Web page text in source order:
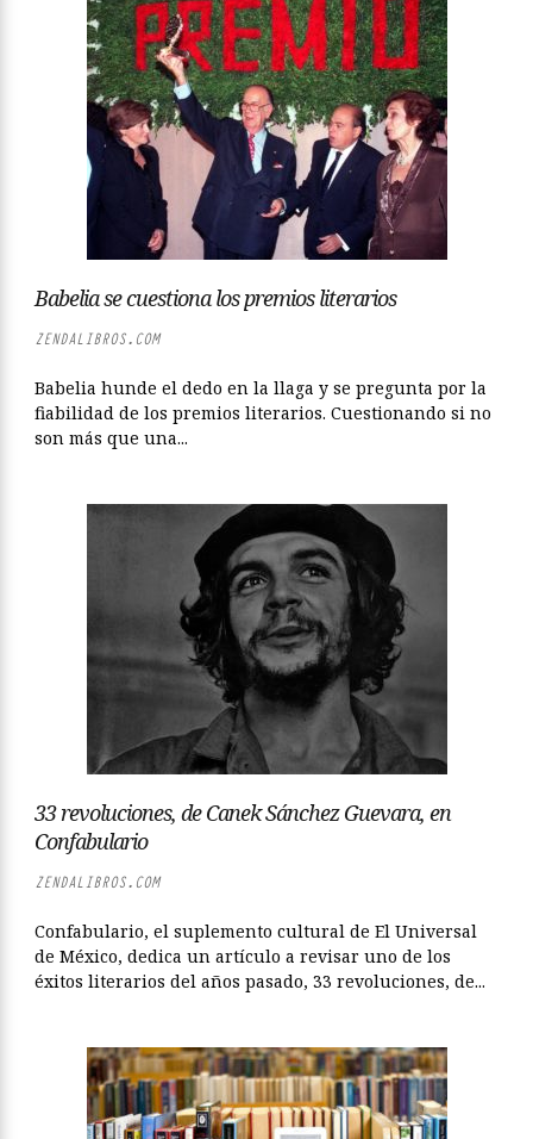
Babelia se cuestiona los premios literarios
ZENDALIBROS.COM
Babelia hunde el dedo en la llaga y se pregunta por la
fiabilidad de los premios literarios. Cuestionando si no
son más que una...
33 revoluciones, de Canek Sánchez Guevara, en
Confabulario
ZENDALIBROS.COM
Confabulario, el suplemento cultural de El Universal
de México, dedica un artículo a revisar uno de los
éxitos literarios del años pasado, 33 revoluciones, de...